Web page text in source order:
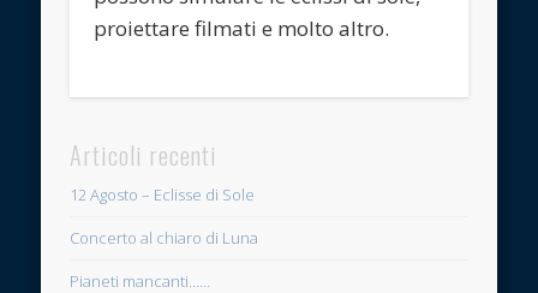
proiettare filmati e molto altro.
Articoli recenti
12 Agosto – Eclisse di Sole
Concerto al chiaro di Luna
Pianeti mancanti……